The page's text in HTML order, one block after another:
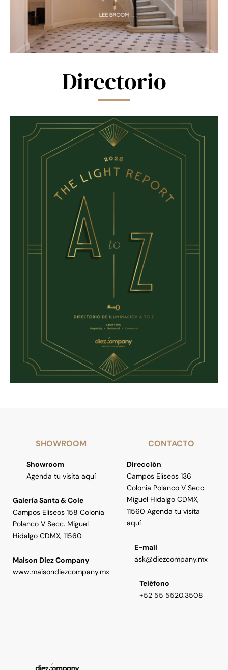
Directorio
SHOWROOM
Showroom
Agenda tu visita aquí
Galería Santa & Cole
Campos Elíseos 158 Colonia
Polanco V Secc. Miguel
Hidalgo CDMX, 11560
Maison Diez Company
www.maisondiezcompany.mx
CONTACTO
Dirección
Campos Elíseos 136
Colonia Polanco V Secc.
Miguel Hidalgo CDMX,
11560 Agenda tu visita
aquí
E-mail
ask@diezcompany.mx
Teléfono
+52 55 5520.3508